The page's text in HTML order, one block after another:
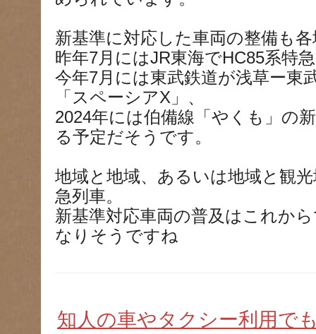
新基準に対応した車両の整備も
昨年7月にはJR東海でHC85系特
今年7月には東武鉄道が浅草ー東
「スペーシアX」、
2024年には伯備線「やくも」の
る予定だそうです。
地域と地域、あるいは地域と観
急列車。
新基準対応車両の普及はこれか
なりそうですね
知人の車やタクシー利用で